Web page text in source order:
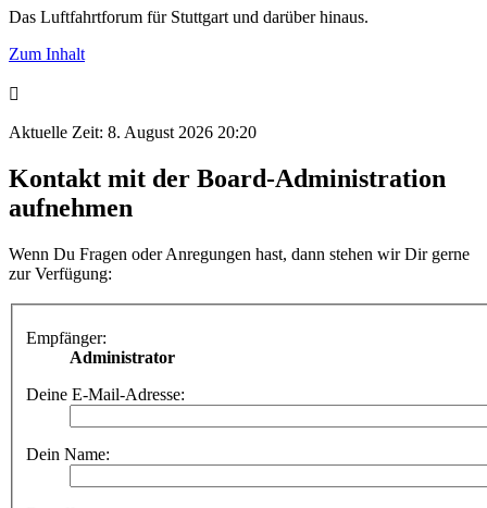
Das Luftfahrtforum für Stuttgart und darüber hinaus.
Zum Inhalt
Aktuelle Zeit: 8. August 2026 20:20
Kontakt mit der Board-Administration
aufnehmen
Wenn Du Fragen oder Anregungen hast, dann stehen wir Dir gerne
zur Verfügung:
Empfänger:
Administrator
Deine E-Mail-Adresse:
Dein Name: